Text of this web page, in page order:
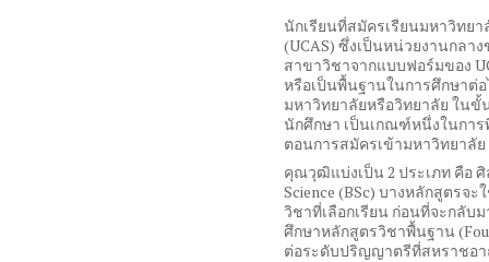
นักเรียนที่สมัครเรียนมหาวิทย
(UCAS) ซึ่งเป็นหน่วยงานกลา
สาขาวิชาจากแบบฟอร์มของ
หรือเป็นพื้นฐานในการศึกษาต่
มหาวิทยาลัยหรือวิทยาลัย ใน
นักศึกษา เป็นเกณฑ์หนึ่งในกา
ตอนการสมัครเข้ามหาวิทยาลัย
คุณวุฒิแบ่งเป็น 2 ประเภท คือ
Science (BSc) บางหลักสูตรจะ
วิชาที่เลือกเรียน ก่อนที่จะกลับ
ศึกษาหลักสูตรวิชาพื้นฐาน
ต่อระดับปริญญาตรีที่สหราชอ